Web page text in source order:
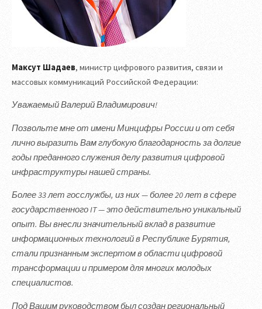
Максут Шадаев, министр цифрового развития, связи и
массовых коммуникаций Российской Федерации:
Уважаемый Валерий Владимирович!
Позвольте мне от имени Минцифры России и от себя
лично выразить Вам глубокую благодарность за долгие
годы преданного служения делу развития цифровой
инфраструктуры нашей страны.
Более 33 лет госслужбы, из них — более 20 лет в сфере
государственного IT — это действительно уникальный
опыт. Вы внесли значительный вклад в развитие
информационных технологий в Республике Бурятия,
стали признанным экспертом в области цифровой
трансформации и примером для многих молодых
специалистов.
Под Вашим руководством был создан региональный